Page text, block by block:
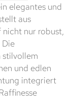
elegantes und
aus
nur robust,
und edlen
integriert